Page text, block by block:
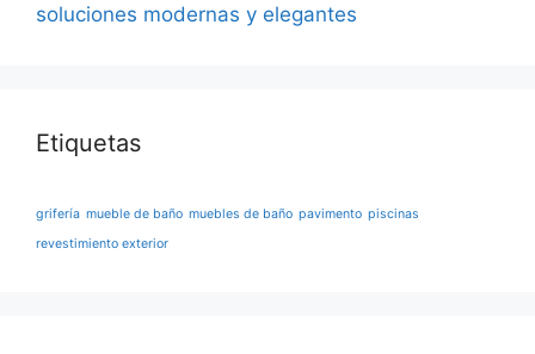
soluciones modernas y elegantes
Etiquetas
grifería mueble de baño muebles de baño pavimento piscinas
revestimiento exterior